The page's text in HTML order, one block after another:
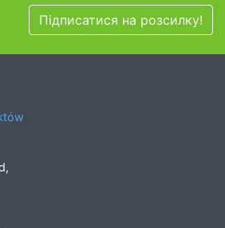
Підписатися на розсилку!